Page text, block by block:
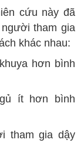
cứu này đã
tham gia
khác nhau:
hơn bình
ít hơn bình
tham gia dậy